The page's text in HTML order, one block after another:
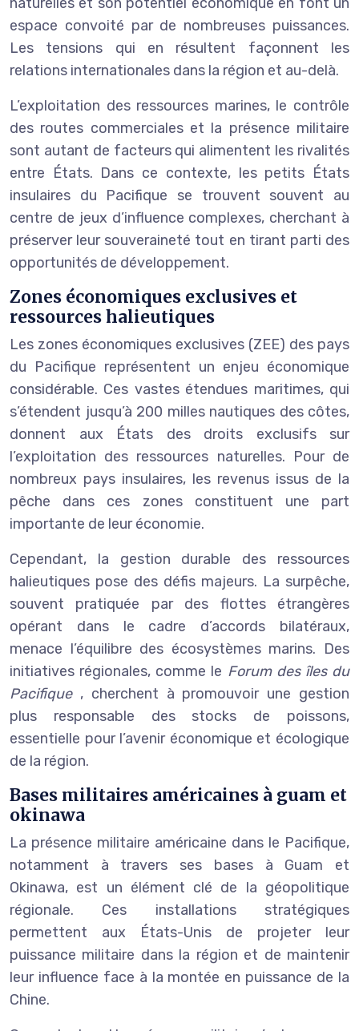
espace convoité par de nombreuses puissances.
Les tensions qui en résultent façonnent les
relations internationales dans la région et au-delà.
L’exploitation des ressources marines, le contrôle
des routes commerciales et la présence militaire
sont autant de facteurs qui alimentent les rivalités
entre États. Dans ce contexte, les petits États
insulaires du Pacifique se trouvent souvent au
centre de jeux d’influence complexes, cherchant à
préserver leur souveraineté tout en tirant parti des
opportunités de développement.
Zones économiques exclusives et
ressources halieutiques
Les zones économiques exclusives (ZEE) des pays
du Pacifique représentent un enjeu économique
considérable. Ces vastes étendues maritimes, qui
s’étendent jusqu’à 200 milles nautiques des côtes,
donnent aux États des droits exclusifs sur
l’exploitation des ressources naturelles. Pour de
nombreux pays insulaires, les revenus issus de la
pêche dans ces zones constituent une part
importante de leur économie.
Cependant, la gestion durable des ressources
halieutiques pose des défis majeurs. La surpêche,
souvent pratiquée par des flottes étrangères
opérant dans le cadre d’accords bilatéraux,
menace l’équilibre des écosystèmes marins. Des
initiatives régionales, comme le Forum des îles du
Pacifique , cherchent à promouvoir une gestion
plus responsable des stocks de poissons,
essentielle pour l’avenir économique et écologique
de la région.
Bases militaires américaines à guam et
okinawa
La présence militaire américaine dans le Pacifique,
notamment à travers ses bases à Guam et
Okinawa, est un élément clé de la géopolitique
régionale. Ces installations stratégiques
permettent aux États-Unis de projeter leur
puissance militaire dans la région et de maintenir
leur influence face à la montée en puissance de la
Chine.